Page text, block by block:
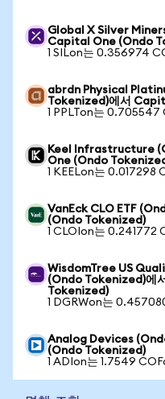
Global X Silver
Capital One (Ondo
1 SILon는 0.356974
abrdn Physical
Tokenized)에서
1 PPLTon는 0.705547
Keel Infrastructure
One (Ondo
1 KEELon는 0.017298
VanEck CLO ETF
(Ondo Tokenized)
1 CLOIon는 0.241772
WisdomTree US
(Ondo Tokenized)에
Tokenized)
1 DGRWon는
Analog Devices
(Ondo Tokenized)
1 ADIon는 1.7549